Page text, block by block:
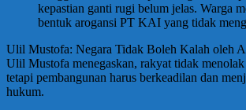
kepastian ganti rugi belum jelas. Warga
bentuk arogansi PT KAI yang tidak
Ulil Mustofa: Negara Tidak Boleh Kalah oleh
Ulil Mustofa menegaskan, rakyat tidak menolak
tetapi pembangunan harus berkeadilan dan
hukum.